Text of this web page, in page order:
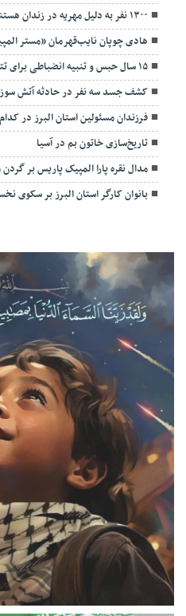
۱۳۰۰ نفر به دلیل مهریه در زندان هستند
هادی چوپان نایب‌قهرمان «مستر المپیا ۲۰۲۴»
۱۵ سال حبس و تنبیه انضباطی برای تتلو
کشف جسد سه نفر در حادثه آتش
فرزندان مسئولین استان البرز در
‌تاریخ‌سازی خاتون بم در آسیا
مدال نقره پارا المپیک پاریس بر
بانوان کارگر استان البرز بر سکوی